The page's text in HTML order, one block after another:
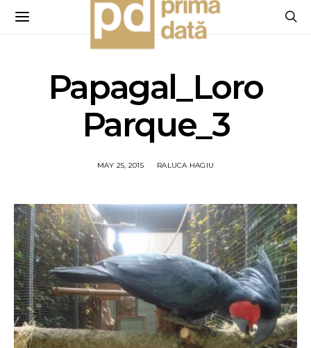
Papagal_Loro
Parque_3
MAY 25, 2015 RALUCA HAGIU